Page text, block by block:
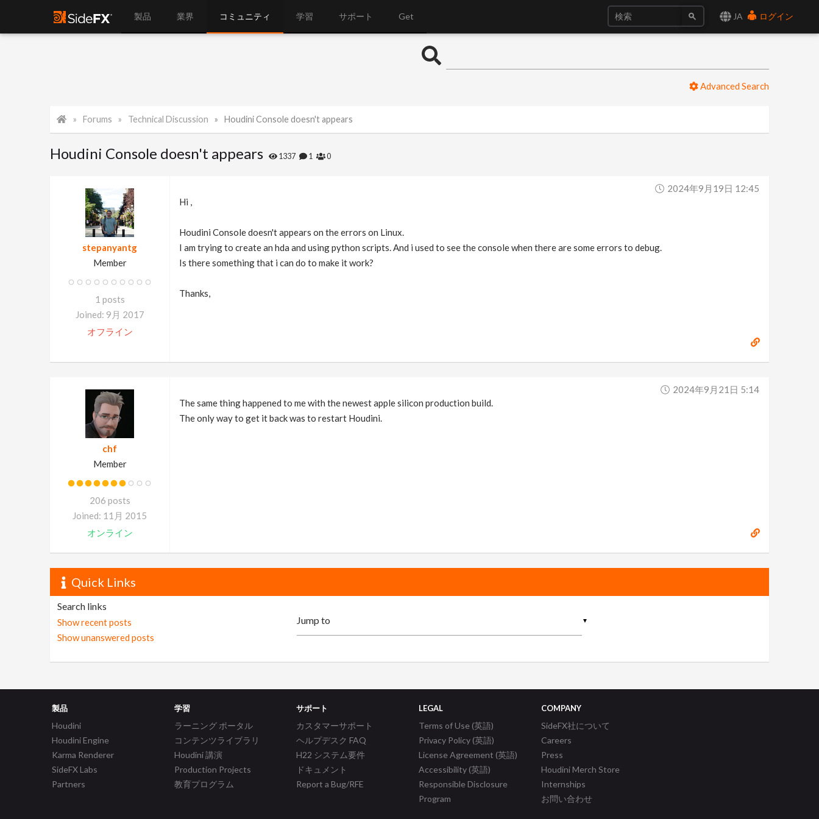
JA ログイン
製品 業界 コミュニティ 学習 サポート Get
Advanced Search
Forums Technical Discussion Houdini Console doesn't appears
Houdini Console doesn't appears 1337 1 0
stepanyantg
Member
1 posts
Joined: 9月 2017
オフライン
2024年9月19日 12:45
Hi ,
Houdini Console doesn't appears on the errors on Linux.
I am trying to create an hda and using python scripts. And i used to see the console when there are some errors to debug.
Is there something that i can do to make it work?
Thanks,
chf
Member
206 posts
Joined: 11月 2015
オンライン
2024年9月21日 5:14
The same thing happened to me with the newest apple silicon production build.
The only way to get it back was to restart Houdini.
Quick Links
Search links
Show recent posts
Show unanswered posts
▼
製品
Houdini
Houdini Engine
Karma Renderer
SideFX Labs
Partners
学習
ラーニング ポータル
コンテンツライブラリ
Houdini 講演
Production Projects
教育プログラム
サポート
カスタマーサポート
ヘルプデスク FAQ
H22 システム要件
ドキュメント
Report a Bug/RFE
LEGAL
Terms of Use (英語)
Privacy Policy (英語)
License Agreement (英語)
Accessibility (英語)
Responsible Disclosure
Program
COMPANY
SideFX社について
Careers
Press
Houdini Merch Store
Internships
お問い合わせ